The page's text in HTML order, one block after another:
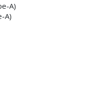
A)
A)